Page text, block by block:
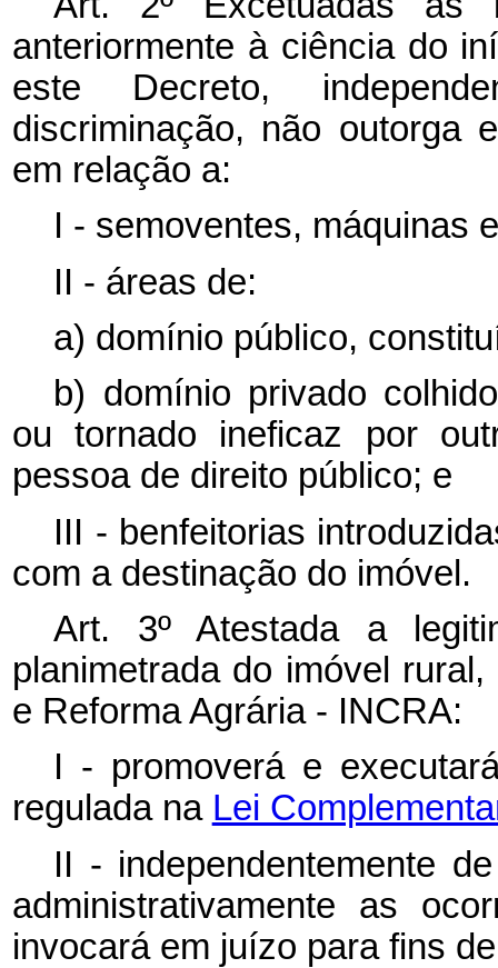
anteriormente à ciência do
este Decreto,
discriminação, não outorga
em relação a:
I - semoventes, máquinas
II - áreas de:
a) domínio público,
b) domínio privado
ou tornado ineficaz por
pessoa de direito público; e
III - benfeitorias
com a destinação do imóvel.
Art. 3º Atestada a
planimetrada do imóvel
e Reforma Agrária - INCRA:
I - promoverá e
regulada na Lei
II - independentemente
administrativamente as
invocará em juízo para fins